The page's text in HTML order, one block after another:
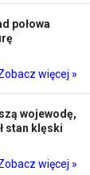
połowa
więcej »
wojewodę,
stan klęski
więcej »